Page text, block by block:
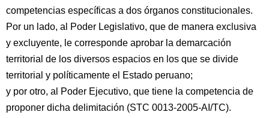
competencias específicas a dos órganos constitucionales.
Por un lado, al Poder Legislativo, que de manera exclusiva
y excluyente, le corresponde aprobar la demarcación
territorial de los diversos espacios en los que se divide
territorial y políticamente el Estado peruano;
y por otro, al Poder Ejecutivo, que tiene la competencia de
proponer dicha delimitación (STC 0013-2005-AI/TC).